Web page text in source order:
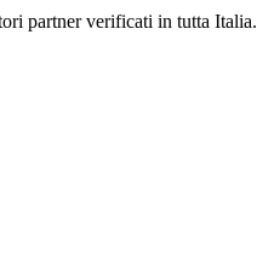
partner verificati in tutta Italia.